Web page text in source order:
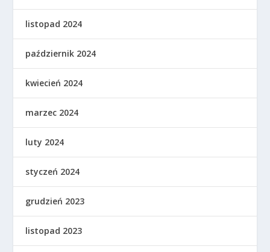
listopad 2024
październik 2024
kwiecień 2024
marzec 2024
luty 2024
styczeń 2024
grudzień 2023
listopad 2023